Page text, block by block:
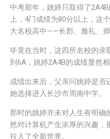
中考那年，姚婷只取得了
上，4门成绩为80分以上，这
大名校高中——长郡、雅礼、师
毕竟在当时，这四所名校的录
到6A，姚婷2A4B的成绩显然相
成绩出来后，父亲问姚婷是否
她选择进入长沙市周南中学。
那时的姚婷并未对人生有明确
然对计算机产生浓厚的兴趣，
拉入了全新世界。